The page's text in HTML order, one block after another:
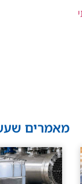
מאמרים